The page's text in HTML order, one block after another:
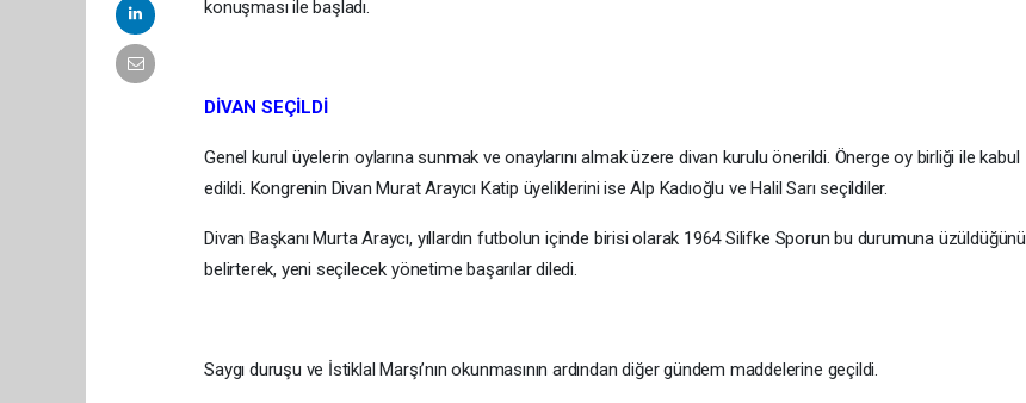
konuşması ile başladı.
DİVAN SEÇİLDİ
Genel kurul üyelerin oylarına sunmak ve onaylarını almak üzere divan kurulu önerildi. Önerge oy birliği ile kabul
edildi. Kongrenin Divan Murat Arayıcı Katip üyeliklerini ise Alp Kadıoğlu ve Halil Sarı seçildiler.
Divan Başkanı Murta Araycı, yıllardın futbolun içinde birisi olarak 1964 Silifke Sporun bu durumuna üzüldüğünü
belirterek, yeni seçilecek yönetime başarılar diledi.
Saygı duruşu ve İstiklal Marşı’nın okunmasının ardından diğer gündem maddelerine geçildi.